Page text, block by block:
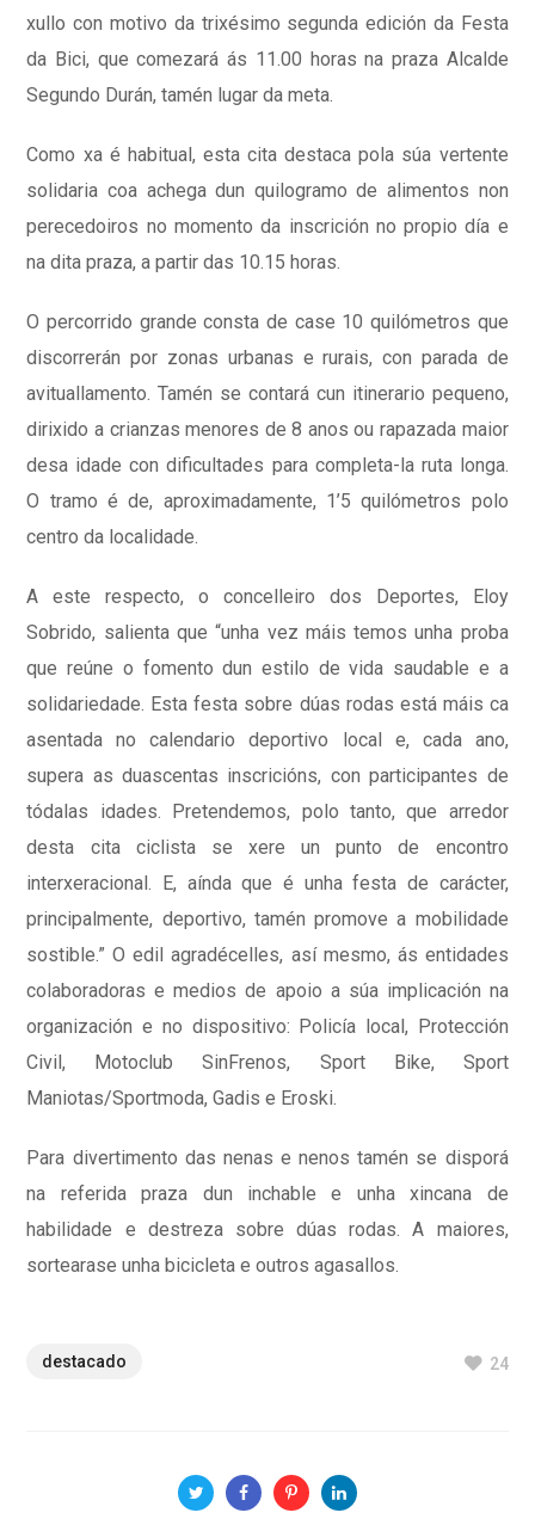
xullo con motivo da trixésimo segunda edición da Festa
da Bici, que comezará ás 11.00 horas na praza Alcalde
Segundo Durán, tamén lugar da meta.
Como xa é habitual, esta cita destaca pola súa vertente
solidaria coa achega dun quilogramo de alimentos non
perecedoiros no momento da inscrición no propio día e
na dita praza, a partir das 10.15 horas.
O percorrido grande consta de case 10 quilómetros que
discorrerán por zonas urbanas e rurais, con parada de
avituallamento. Tamén se contará cun itinerario pequeno,
dirixido a crianzas menores de 8 anos ou rapazada maior
desa idade con dificultades para completa-la ruta longa.
O tramo é de, aproximadamente, 1’5 quilómetros polo
centro da localidade.
A este respecto, o concelleiro dos Deportes, Eloy
Sobrido, salienta que “unha vez máis temos unha proba
que reúne o fomento dun estilo de vida saudable e a
solidariedade. Esta festa sobre dúas rodas está máis ca
asentada no calendario deportivo local e, cada ano,
supera as duascentas inscricións, con participantes de
tódalas idades. Pretendemos, polo tanto, que arredor
desta cita ciclista se xere un punto de encontro
interxeracional. E, aínda que é unha festa de carácter,
principalmente, deportivo, tamén promove a mobilidade
sostible.” O edil agradécelles, así mesmo, ás entidades
colaboradoras e medios de apoio a súa implicación na
organización e no dispositivo: Policía local, Protección
Civil, Motoclub SinFrenos, Sport Bike, Sport
Maniotas/Sportmoda, Gadis e Eroski.
Para divertimento das nenas e nenos tamén se disporá
na referida praza dun inchable e unha xincana de
habilidade e destreza sobre dúas rodas. A maiores,
sortearase unha bicicleta e outros agasallos.
destacado 24